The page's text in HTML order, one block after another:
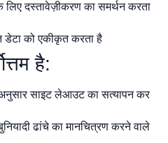
लिए दस्तावेज़ीकरण का समर्थन करता
डेटा को एकीकृत करता है
है:
अनुसार साइट लेआउट का सत्यापन कर
ढांचे का मानचित्रण करने वाले